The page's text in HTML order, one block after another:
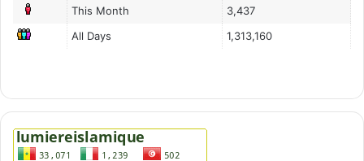
This Month
3,437
All Days
1,313,160